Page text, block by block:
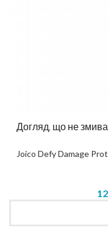
Догляд, що не
Joico Defy Damage